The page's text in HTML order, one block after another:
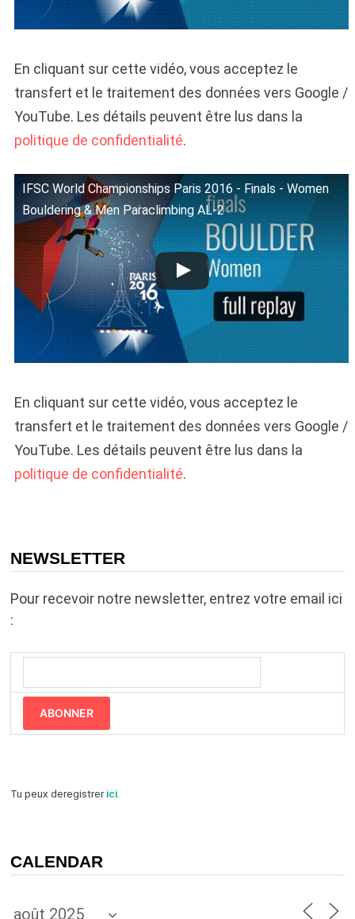
En cliquant sur cette vidéo, vous acceptez le
transfert et le traitement des données vers Google /
YouTube. Les détails peuvent être lus dans la
politique de confidentialité.
IFSC World Championships Paris 2016 - Finals - Women
Bouldering & Men Paraclimbing AL-2
En cliquant sur cette vidéo, vous acceptez le
transfert et le traitement des données vers Google /
YouTube. Les détails peuvent être lus dans la
politique de confidentialité.
NEWSLETTER
Pour recevoir notre newsletter, entrez votre email ici
:
ABONNER
Tu peux deregistrerici.
CALENDAR